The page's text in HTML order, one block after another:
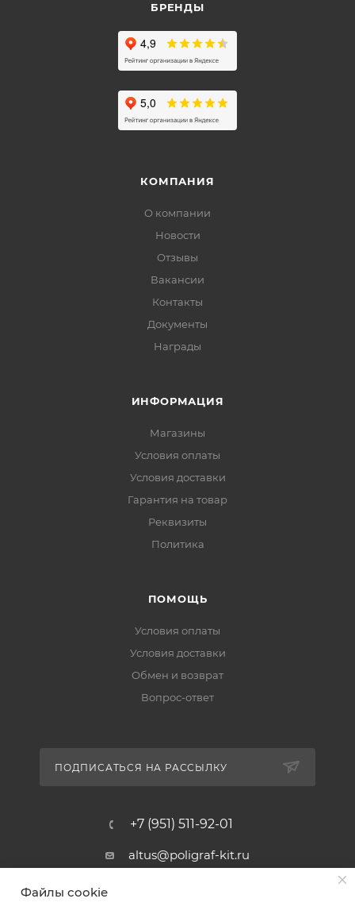
БРЕНДЫ
КОМПАНИЯ
О компании
Новости
Отзывы
Вакансии
Контакты
Документы
Награды
ИНФОРМАЦИЯ
Магазины
Условия оплаты
Условия доставки
Гарантия на товар
Реквизиты
Политика
ПОМОЩЬ
Условия оплаты
Условия доставки
Обмен и возврат
Вопрос-ответ
ПОДПИСАТЬСЯ НА РАССЫЛКУ
+7 (951) 511-92-01
altus@poligraf-kit.ru
Магазин-склад ТЦ "Альтус"
Файлы cookie